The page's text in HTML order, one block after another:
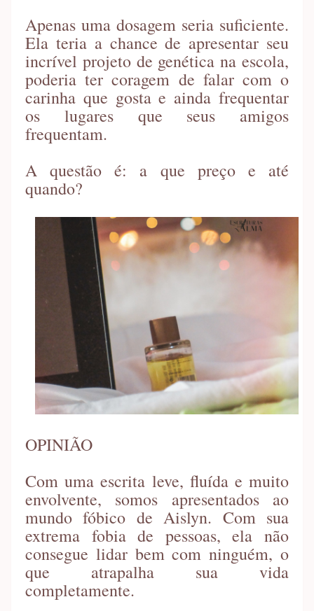
Apenas uma dosagem seria suficiente.
Ela teria a chance de apresentar seu
incrível projeto de genética na escola,
poderia ter coragem de falar com o
carinha que gosta e ainda frequentar
os lugares que seus amigos
frequentam.
A questão é: a que preço e até
quando?
OPINIÃO
Com uma escrita leve, fluída e muito
envolvente, somos apresentados ao
mundo fóbico de Aislyn. Com sua
extrema fobia de pessoas, ela não
consegue lidar bem com ninguém, o
que atrapalha sua vida
completamente.